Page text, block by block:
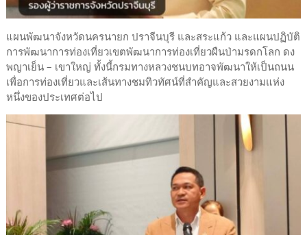
แผนพัฒนาจังหวัดนครนายก ปราจีนบุรี และสระแก้ว และแผนปฏิบัติ
การพัฒนาการท่องเที่ยวเขตพัฒนาการท่องเที่ยวผืนป่ามรดกโลก ดง
พญาเย็น – เขาใหญ่ ทั้งนี้กรมทางหลวงชนบทอาจพัฒนาให้เป็นถนน
เพื่อการท่องเที่ยวและเส้นทางชมทิวทัศน์ที่สำคัญและสวยงามแห่ง
หนึ่งของประเทศต่อไป